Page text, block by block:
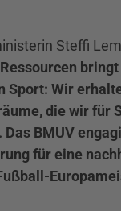
Steffi
Sport: Wir
die wir für
BMUV
für eine